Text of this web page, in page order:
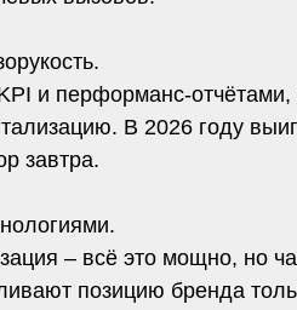
и перформанс-
В 2026 году
завтра.
– всё это мощно, но
позицию бренда